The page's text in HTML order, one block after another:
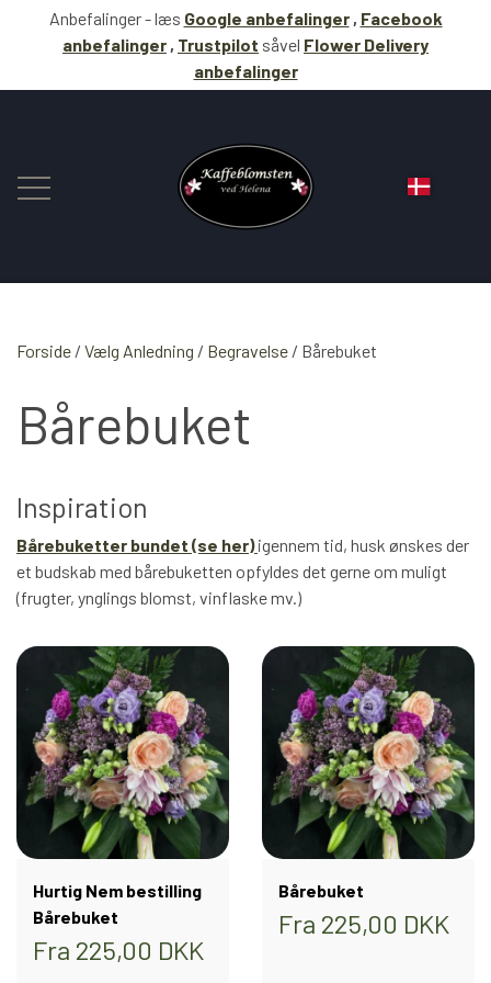
Anbefalinger - læs Google anbefalinger, Facebook
anbefalinger , Trustpilot såvel Flower Delivery
anbefalinger
BLOMSTER
KAFFE
VÆRTINDEGAVER
INSPIRATION
BUKETTER INSPIRATION
BRYLLUP SAMT OPGAVER
INSPIRATION
INSPIRATION
BLOMSTER ABONNEMENT
OM OS
KONTAKT/LEVERING
GAVEKORT
Forside Vælg Anledning Begravelse Bårebuket
Bårebuket
Inspiration
Bårebuketter bundet (se her) igennem tid, husk ønskes der
et budskab med bårebuketten opfyldes det gerne om muligt
(frugter, ynglings blomst, vinflaske mv.)
Hurtig Nem bestilling
Bårebuket
Fra 225,00 DKK
Bårebuket
Fra 225,00 DKK